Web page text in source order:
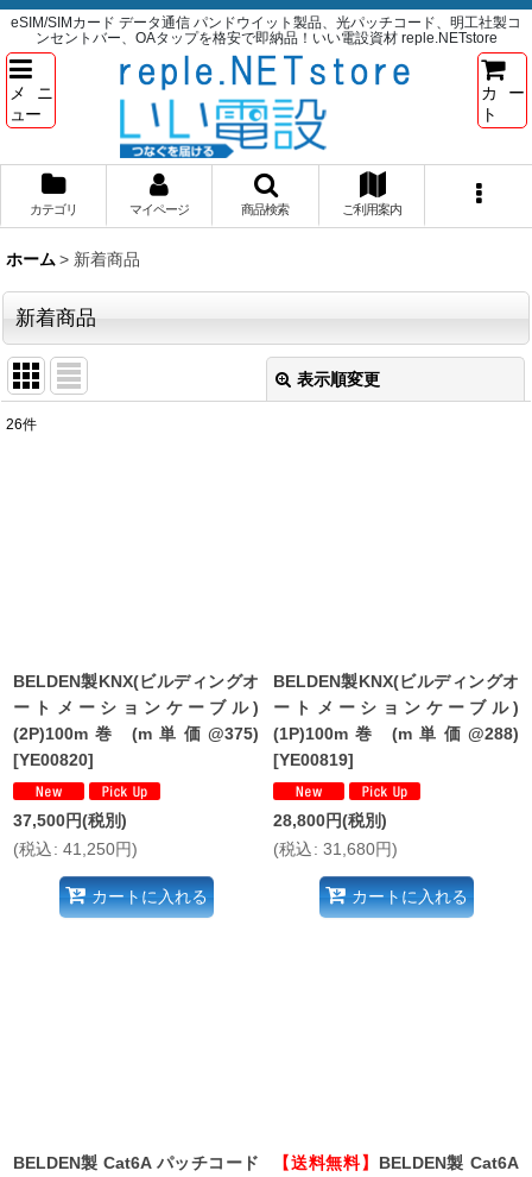
eSIM/SIMカード データ通信 パンドウイット製品、光パッチコード、明工社製コ
ンセントバー、OAタップを格安で即納品！いい電設資材 reple.NETstore
メニ
ュー
カー
ト
カテゴリ マイページ 商品検索 ご利用案内
ホーム > 新着商品
新着商品
表示順変更
26件
BELDEN製KNX(ビルディングオ
ートメーションケーブル)
(2P)100m巻 (m単価@375)
[YE00820]
37,500円(税別)
(税込: 41,250円)
カートに入れる
BELDEN製KNX(ビルディングオ
ートメーションケーブル)
(1P)100m巻 (m単価@288)
[YE00819]
28,800円(税別)
(税込: 31,680円)
カートに入れる
BELDEN製 Cat6A パッチコード
【送料無料】 BELDEN製 Cat6A